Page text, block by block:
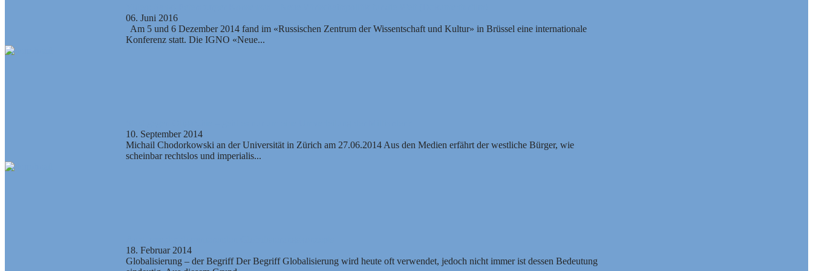
06. Juni 2016
Am 5 und 6 Dezember 2014 fand im «Russischen Zentrum der Wissentschaft und Kultur» in Brüssel eine internationale
Konferenz statt. Die IGNO «Neue...
10. September 2014
Michail Chodorkowski an der Universität in Zürich am 27.06.2014 Aus den Medien erfährt der westliche Bürger, wie
scheinbar rechtslos und imperialis...
18. Februar 2014
Globalisierung – der Begriff Der Begriff Globalisierung wird heute oft verwendet, jedoch nicht immer ist dessen Bedeutung